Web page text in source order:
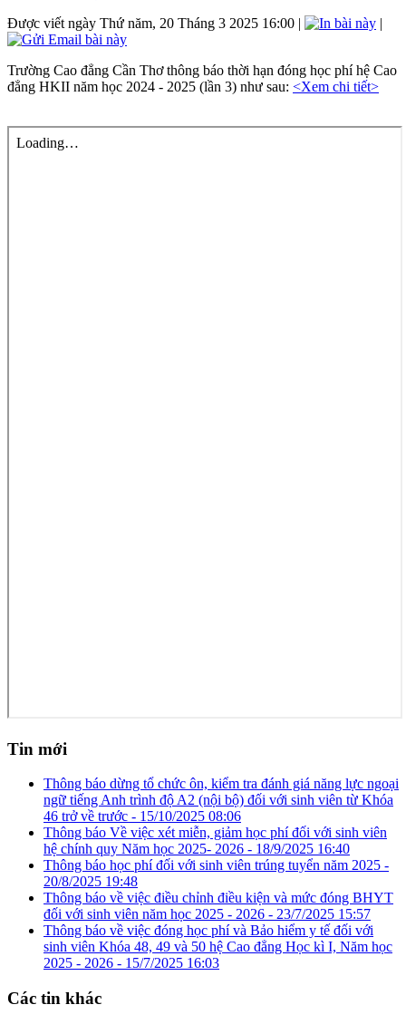
Được viết ngày Thứ năm, 20 Tháng 3 2025 16:00 | |
Trường Cao đẳng Cần Thơ thông báo thời hạn đóng học phí hệ Cao
đẳng HKII năm học 2024 - 2025 (lần 3) như sau: <Xem chi tiết>
Tin mới
Thông báo dừng tổ chức ôn, kiểm tra đánh giá năng lực ngoại
ngữ tiếng Anh trình độ A2 (nội bộ) đối với sinh viên từ Khóa
46 trở về trước - 15/10/2025 08:06
Thông báo Về việc xét miễn, giảm học phí đối với sinh viên
hệ chính quy Năm học 2025- 2026 - 18/9/2025 16:40
Thông báo học phí đối với sinh viên trúng tuyển năm 2025 -
20/8/2025 19:48
Thông báo về việc điều chỉnh điều kiện và mức đóng BHYT
đối với sinh viên năm học 2025 - 2026 - 23/7/2025 15:57
Thông báo về việc đóng học phí và Bảo hiểm y tế đối với
sinh viên Khóa 48, 49 và 50 hệ Cao đẳng Học kì I, Năm học
2025 - 2026 - 15/7/2025 16:03
Các tin khác